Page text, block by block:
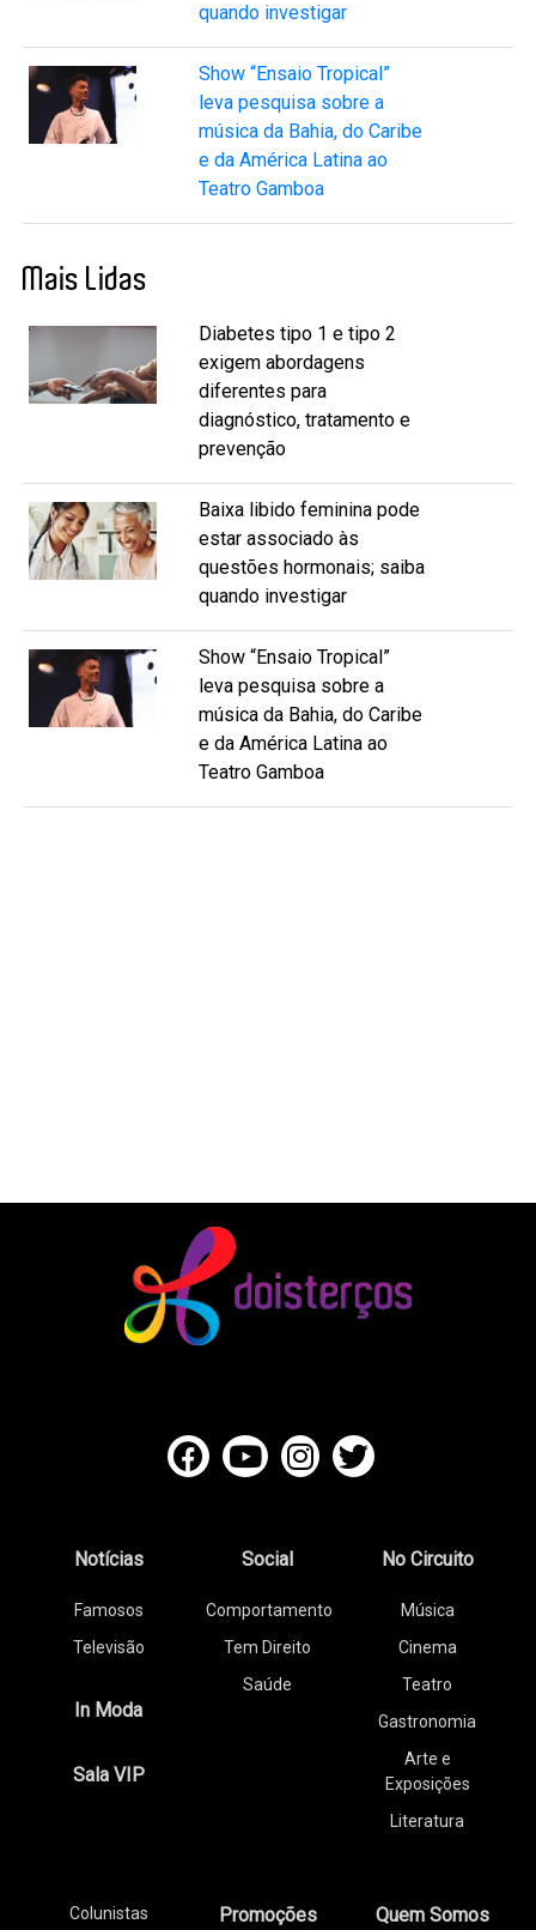
quando investigar
Show “Ensaio Tropical”
leva pesquisa sobre a
música da Bahia, do Caribe
e da América Latina ao
Teatro Gamboa
Mais Lidas
Diabetes tipo 1 e tipo 2
exigem abordagens
diferentes para
diagnóstico, tratamento e
prevenção
Baixa libido feminina pode
estar associado às
questões hormonais; saiba
quando investigar
Show “Ensaio Tropical”
leva pesquisa sobre a
música da Bahia, do Caribe
e da América Latina ao
Teatro Gamboa
Notícias
Famosos
Televisão
In Moda
Sala VIP
Social
Comportamento
Tem Direito
Saúde
No Circuito
Música
Cinema
Teatro
Gastronomia
Arte e
Exposições
Literatura
Colunistas Promoções Quem Somos